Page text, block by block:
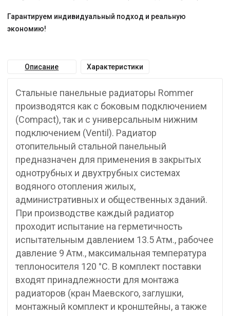
Гарантируем индивидуальный подход и реальную
экономию!
Описание Характеристики
Стальные панельные радиаторы Rommer
производятся как с боковым подключением
(Compact), так и с универсальным нижним
подключением (Ventil). Радиатор
отопительный стальной панельный
предназначен для применения в закрытых
однотрубных и двухтрубных системах
водяного отопления жилых,
административных и общественных зданий.
При производстве каждый радиатор
проходит испытание на герметичность
испытательным давлением 13.5 Атм., рабочее
давление 9 Атм., максимальная температура
теплоносителя 120 °С. В комплект поставки
входят принадлежности для монтажа
радиаторов (кран Маевского, заглушки,
монтажный комплект и кронштейны, а также